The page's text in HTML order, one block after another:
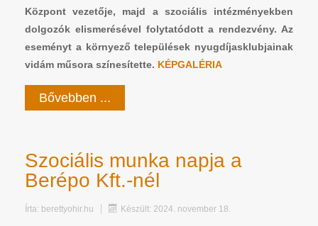
Központ vezetője, majd a szociális intézményekben
dolgozók elismerésével folytatódott a rendezvény. Az
eseményt a környező települések nyugdíjasklubjainak
vidám műsora színesítette. KÉPGALÉRIA
Bővebben ...
Szociális munka napja a
Berépo Kft.-nél
Írta: berettyohir.hu Készült: 2024. november 18.